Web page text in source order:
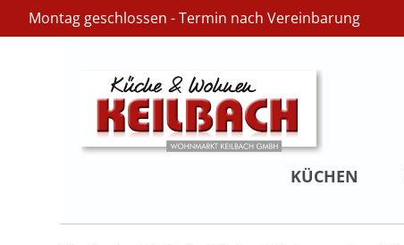
Montag geschlossen - Termin nach Vereinbarung
KÜCHEN